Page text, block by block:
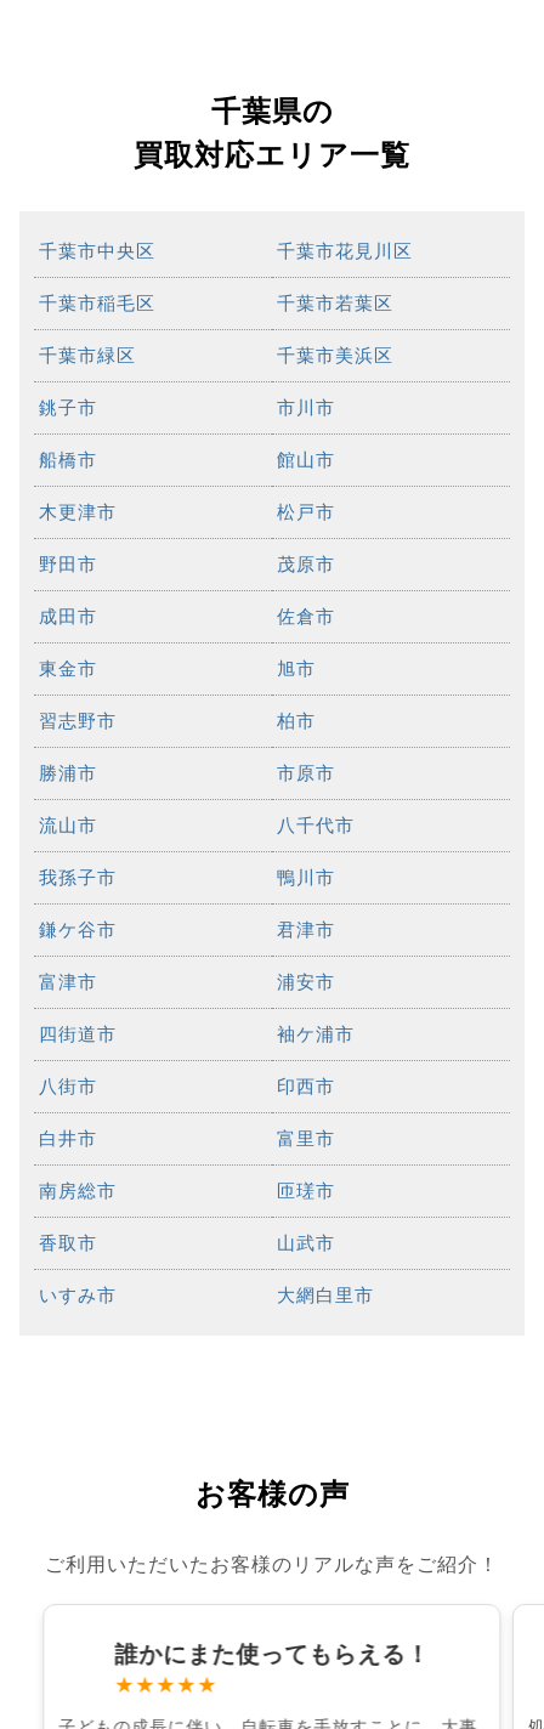
千葉県の
買取対応エリア一覧
千葉市中央区 千葉市花見川区
千葉市稲毛区 千葉市若葉区
千葉市緑区 千葉市美浜区
銚子市 市川市
船橋市 館山市
木更津市 松戸市
野田市 茂原市
成田市 佐倉市
東金市 旭市
習志野市 柏市
勝浦市 市原市
流山市 八千代市
我孫子市 鴨川市
鎌ケ谷市 君津市
富津市 浦安市
四街道市 袖ケ浦市
八街市 印西市
白井市 富里市
南房総市 匝瑳市
香取市 山武市
いすみ市 大網白里市
お客様の声
ご利用いただいたお客様のリアルな声をご紹介！
誰かにまた使ってもらえる！
★★★★★